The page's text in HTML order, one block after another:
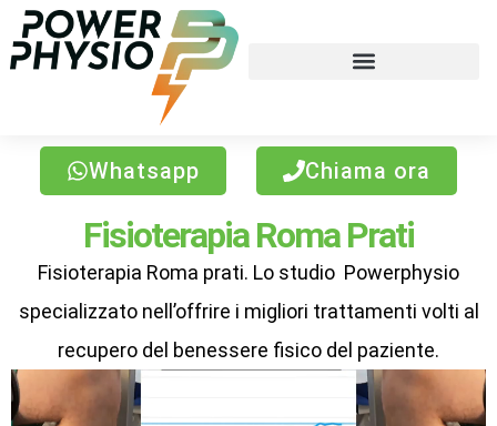
Chiama ora
Whatsapp
Fisioterapia Roma Prati
Fisioterapia Roma prati. Lo studio Powerphysio
specializzato nell’offrire i migliori trattamenti volti al
recupero del benessere fisico del paziente.